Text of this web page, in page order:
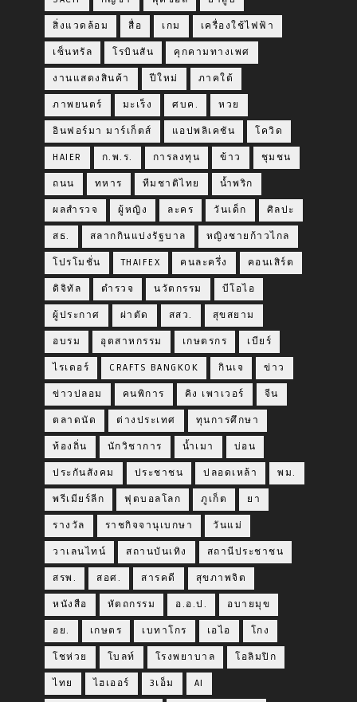
สิ่งแวดล้อม สื่อ เกม เครื่องใช้ไฟฟ้า
เซ็นทรัล โรบินสัน คุกคามทางเพศ
งานแสดงสินค้า ปีใหม่ ภาคใต้
ภาพยนตร์ มะเร็ง ศบค. หวย
อินฟอร์มา มาร์เก็ตส์ แอปพลิเคชัน โควิด
HAIER ก.พ.ร. การลงทุน ข้าว ชุมชน
ถนน ทหาร ทีมชาติไทย น้ำพริก
ผลสำรวจ ผู้หญิง ละคร วันเด็ก ศิลปะ
สธ. สลากกินแบ่งรัฐบาล หญิงชายก้าวไกล
โปรโมชั่น THAIFEX คนละครึ่ง คอนเสิร์ต
ดิจิทัล ตำรวจ นวัตกรรม บีโอไอ
ผู้ประกาศ ผ่าตัด สสว. สุขสยาม
อบรม อุตสาหกรรม เกษตรกร เบียร์
ไรเดอร์ CRAFTS BANGKOK กินเจ ข่าว
ข่าวปลอม คนพิการ คิง เพาเวอร์ จีน
ตลาดนัด ต่างประเทศ ทุนการศึกษา
ท้องถิ่น นักวิชาการ น้ำเมา บ่อน
ประกันสังคม ประชาชน ปลอดเหล้า พม.
พรีเมียร์ลีก ฟุตบอลโลก ภูเก็ต ยา
รางวัล ราชกิจจานุเบกษา วันแม่
วาเลนไทน์ สถานบันเทิง สถานีประชาชน
สรพ. สอศ. สารคดี สุขภาพจิต
หนังสือ หัตถกรรม อ.อ.ป. อบายมุข
อย. เกษตร เบทาโกร เอไอ โกง
โชห่วย โบลท์ โรงพยาบาล โอลิมปิก
ไทย ไฮเออร์ 3เอ็ม AI